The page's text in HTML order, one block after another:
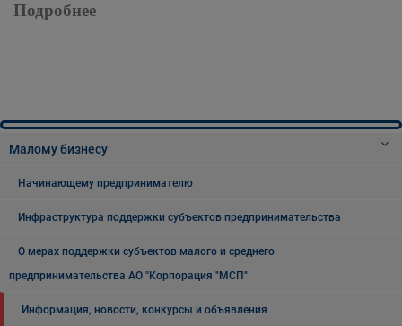
Подробнее
Малому бизнесу
Начинающему предпринимателю
Инфраструктура поддержки субъектов предпринимательства
О мерах поддержки субъектов малого и среднего
предпринимательства АО "Корпорация "МСП"
Информация, новости, конкурсы и объявления